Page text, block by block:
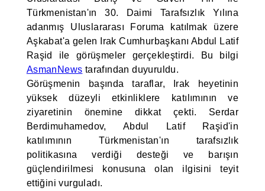
Türkmenistan'ın 30. Daimi Tarafsızlık Yılına
adanmış Uluslararası Foruma katılmak üzere
Aşkabat'a gelen Irak Cumhurbaşkanı Abdul Latif
Raşid ile görüşmeler gerçekleştirdi. Bu bilgi
AsmanNews tarafından duyuruldu.
Görüşmenin başında taraflar, Irak heyetinin
yüksek düzeyli etkinliklere katılımının ve
ziyaretinin önemine dikkat çekti. Serdar
Berdimuhamedov, Abdul Latif Raşid'in
katılımının Türkmenistan'ın tarafsızlık
politikasına verdiği desteği ve barışın
güçlendirilmesi konusuna olan ilgisini teyit
ettiğini vurguladı.